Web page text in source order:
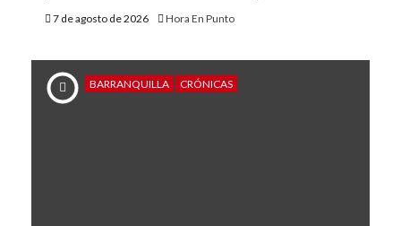
7 de agosto de 2026 Hora En Punto
BARRANQUILLA CRÓNICAS